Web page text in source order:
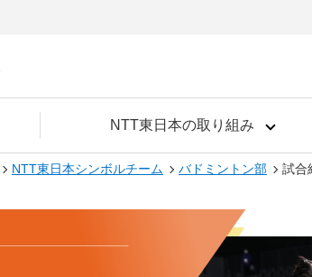
NTT東日本の取り組み
NTT東日本シンボルチーム バドミントン部 試合